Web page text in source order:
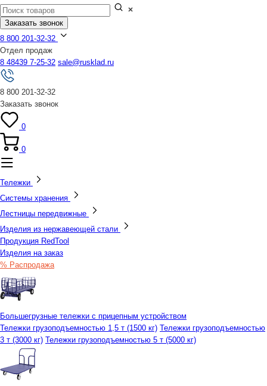
Заказать звонок
8 800 201-32-32
Отдел продаж
8 48439 7-25-32 sale@rusklad.ru
8 800 201-32-32
Заказать звонок
0
0
Тележки
Системы хранения
Лестницы передвижные
Изделия из нержавеющей стали
Продукция RedTool
Изделия на заказ
% Распродажа
Большегрузные тележки с прицепным устройством
Тележки грузоподъемностью 1,5 т (1500 кг) Тележки грузоподъемностью
3 т (3000 кг) Тележки грузоподъемностью 5 т (5000 кг)